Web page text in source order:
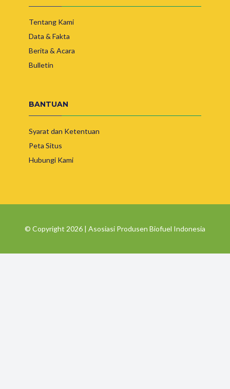
Tentang Kami
Data & Fakta
Berita & Acara
Bulletin
BANTUAN
Syarat dan Ketentuan
Peta Situs
Hubungi Kami
© Copyright 2026 | Asosiasi Produsen Biofuel Indonesia